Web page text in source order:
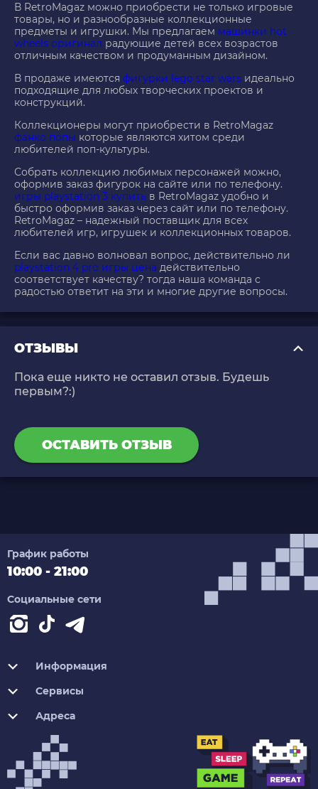
В RetroMagaz можно приобрести не только игровые
товары, но и разнообразные коллекционные
предметы и игрушки. Мы предлагаем машинки hot
wheels оригинал радующие детей всех возрастов
отличным качеством и продуманным дизайном.
В продаже имеются фигурки lego star wars идеально
подходящие для любых творческих проектов и
конструкций.
Коллекционеры могут приобрести в RetroMagaz
фанко попы которые являются хитом среди
любителей поп-культуры.
Собрать коллекцию любимых персонажей можно,
оформив заказ фигурок на сайте или по телефону.
игры playstation 3 купить в RetroMagaz удобно и
быстро оформив заказ через сайт или по телефону.
RetroMagaz – надежный поставщик для всех
любителей игр, игрушек и коллекционных товаров.
Если вас давно волновал вопрос, действительно ли
playstation 4 pro игры цена действительно
соответствует качеству? тогда наша команда с
радостью ответит на эти и многие другие вопросы.
ОТЗЫВЫ
Пока еще никто не оставил отзыв. Будешь
первым?:)
ОСТАВИТЬ ОТЗЫВ
График работы
10:00 - 21:00
Социальные сети
Информация
Сервисы
Адреса